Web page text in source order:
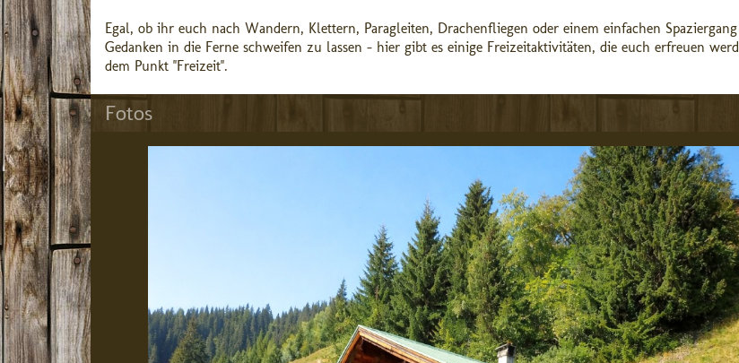
Egal, ob ihr euch nach Wandern, Klettern, Paragleiten, Drachenfliegen oder einem einfachen
Gedanken in die Ferne schweifen zu lassen - hier gibt es einige Freizeitaktivitäten, die euch erfreuen
dem Punkt ''Freizeit''.
Fotos